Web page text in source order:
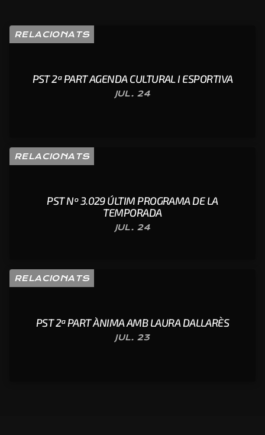
RELACIONATS
PST 2ª PART AGENDA CULTURAL I ESPORTIVA
JUL. 24
RELACIONATS
PST Nº 3.029 ÚLTIM PROGRAMA DE LA
TEMPORADA
JUL. 24
RELACIONATS
PST 2ª PART ÀNIMA AMB LAURA DALLARÈS
JUL. 23